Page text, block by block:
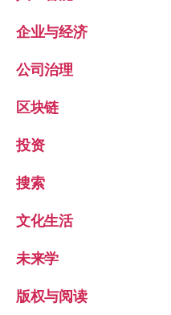
企业与经济
公司治理
区块链
投资
搜索
文化生活
未来学
版权与阅读